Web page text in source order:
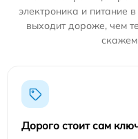
электроника и питание
выходит дороже, чем
скажем
Дорого стоит сам